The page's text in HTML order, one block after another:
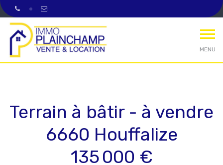
MENU
Terrain à bâtir - à vendre
6660 Houffalize
135 000 €